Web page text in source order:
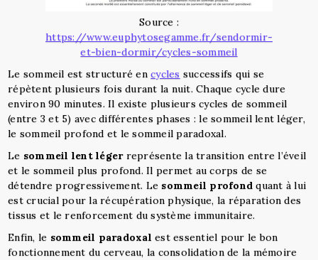
Source :
https://www.euphytosegamme.fr/sendormir-
et-bien-dormir/cycles-sommeil
Le sommeil est structuré encycles successifs qui se
répètent plusieurs fois durant la nuit. Chaque cycle dure
environ 90 minutes. Il existe plusieurs cycles de sommeil
(entre 3 et 5) avec différentes phases : le sommeil lent léger,
le sommeil profond et le sommeil paradoxal.
Le sommeil lent légerreprésente la transition entre l’éveil
et le sommeil plus profond. Il permet au corps de se
détendre progressivement. Le sommeil profond quant à lui
est crucial pour la récupération physique, la réparation des
tissus et le renforcement du système immunitaire.
Enfin, le sommeil paradoxal est essentiel pour le bon
fonctionnement du cerveau, la consolidation de la mémoire